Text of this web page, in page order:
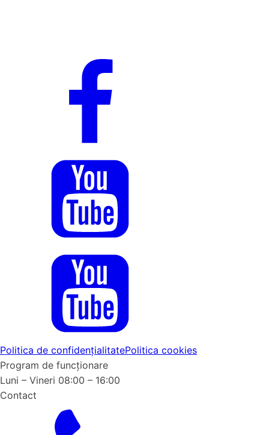
Politica de confidențialitatePolitica cookies
Program de funcționare
Luni – Vineri 08:00 – 16:00
Contact